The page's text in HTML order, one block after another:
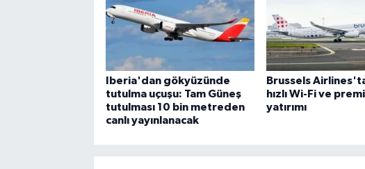
Iberia'dan gökyüzünde
tutulma uçuşu: Tam Güneş
tutulması 10 bin metreden
canlı yayınlanacak
Brussels
hızlı Wi-Fi ve
yatırımı